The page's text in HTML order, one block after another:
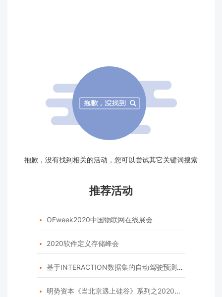
抱歉，没有找到相关的活动，您可以尝试其它关键词搜索
推荐活动
 OFweek2020中国物联网在线展会
 2020软件定义存储峰会
 基于INTERACTION数据集的自动驾驶预测模型挑战赛
 明势资本《当北京遇上硅谷》系列之2020年度开源峰会